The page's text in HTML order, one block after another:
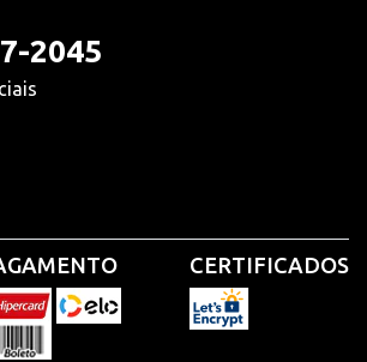
2045
CERTIFICADOS